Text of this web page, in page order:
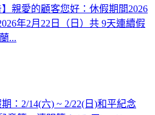
】親愛的顧客您好：休假期間2026
年2月22日（日）共 9天連續假
...
：2/14(六) ~ 2/22(日)和平紀念